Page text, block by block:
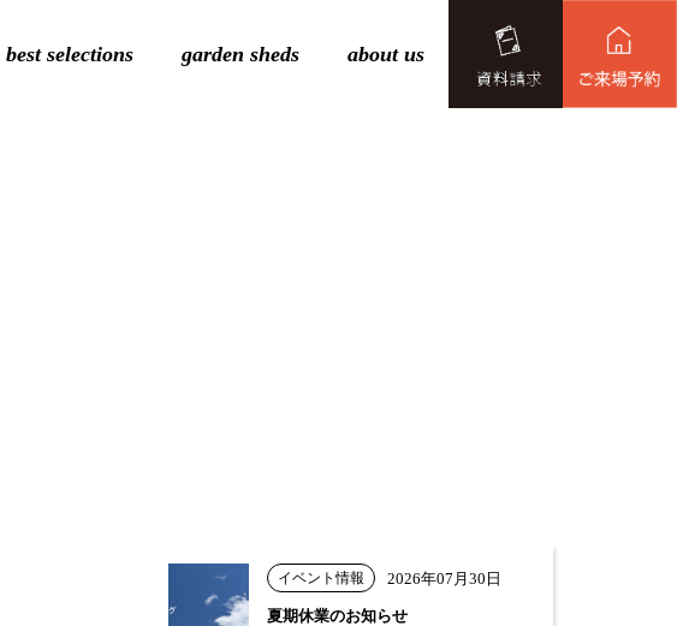
best selections garden sheds about us
イベント情報 2026年07月30日
夏期休業のお知らせ